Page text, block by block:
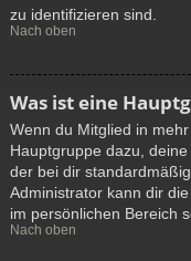
zu identifizieren sind.
Nach oben
Was ist eine
Wenn du Mitglied in
Hauptgruppe dazu,
der bei dir
Administrator kann dir
im persönlichen Bereich
Nach oben